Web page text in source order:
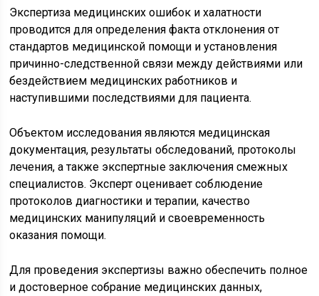
Экспертиза медицинских ошибок и халатности
проводится для определения факта отклонения от
стандартов медицинской помощи и установления
причинно-следственной связи между действиями или
бездействием медицинских работников и
наступившими последствиями для пациента.
Объектом исследования являются медицинская
документация, результаты обследований, протоколы
лечения, а также экспертные заключения смежных
специалистов. Эксперт оценивает соблюдение
протоколов диагностики и терапии, качество
медицинских манипуляций и своевременность
оказания помощи.
Для проведения экспертизы важно обеспечить полное
и достоверное собрание медицинских данных,